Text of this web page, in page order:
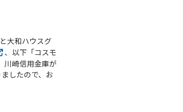
大和ハウスグ
、以下「コスモ
川崎信用金庫が
したので、お